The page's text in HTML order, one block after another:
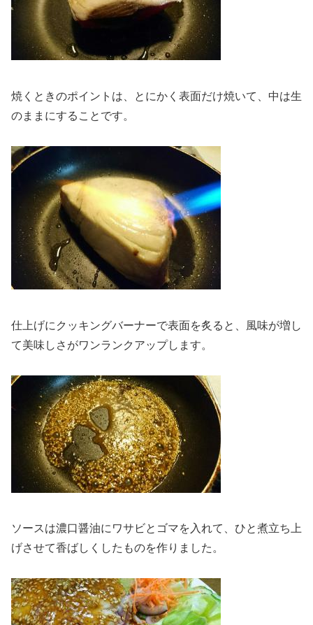
焼くときのポイントは、とにかく表面だけ焼いて、中は生
のままにすることです。
仕上げにクッキングバーナーで表面を炙ると、風味が増し
て美味しさがワンランクアップします。
ソースは濃口醤油にワサビとゴマを入れて、ひと煮立ち上
げさせて香ばしくしたものを作りました。